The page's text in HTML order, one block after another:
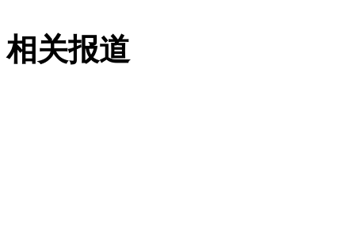
外交部：有关国家言论片面不公正
相关报道